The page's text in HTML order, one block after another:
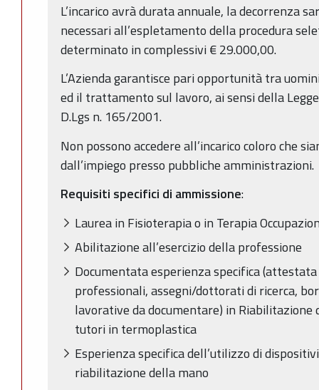
L’incarico avrà durata annuale, la decorrenza
necessari all’espletamento della procedura
determinato in complessivi € 29.000,00.
L’Azienda garantisce pari opportunità tra
ed il trattamento sul lavoro, ai sensi della
D.Lgs n. 165/2001.
Non possono accedere all’incarico coloro che
dall’impiego presso pubbliche amministrazioni.
Requisiti specifici di ammissione:
Laurea in Fisioterapia o in Terapia
Abilitazione all’esercizio della professione
Documentata esperienza specifica
professionali, assegni/dottorati di ricerca,
lavorative da documentare) in
tutori in termoplastica
Esperienza specifica dell’utilizzo di
riabilitazione della mano